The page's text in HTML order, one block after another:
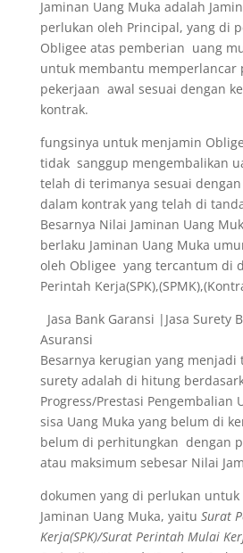
Jaminan Uang Muka adalah
perlukan oleh Principal, yang di
Obligee atas pemberian uang
untuk membantu memperlancar
pekerjaan awal sesuai dengan
kontrak.
fungsinya untuk menjamin
tidak sanggup mengembalikan
telah di terimanya sesuai
dalam kontrak yang telah di
Besarnya Nilai Jaminan Uang
berlaku Jaminan Uang Muka
oleh Obligee yang tercantum di
Perintah
Jasa Bank Garansi |Jasa Surety
Asuransi
Besarnya kerugian yang menjadi
surety adalah di hitung
Progress/Prestasi Pengembalian
sisa Uang Muka yang belum di
belum di perhitungkan dengan
atau maksimum sebesar Nilai
dokumen yang di perlukan
Jaminan Uang Muka, yaitu Surat
Kerja(SPK)/Surat Perintah Mulai